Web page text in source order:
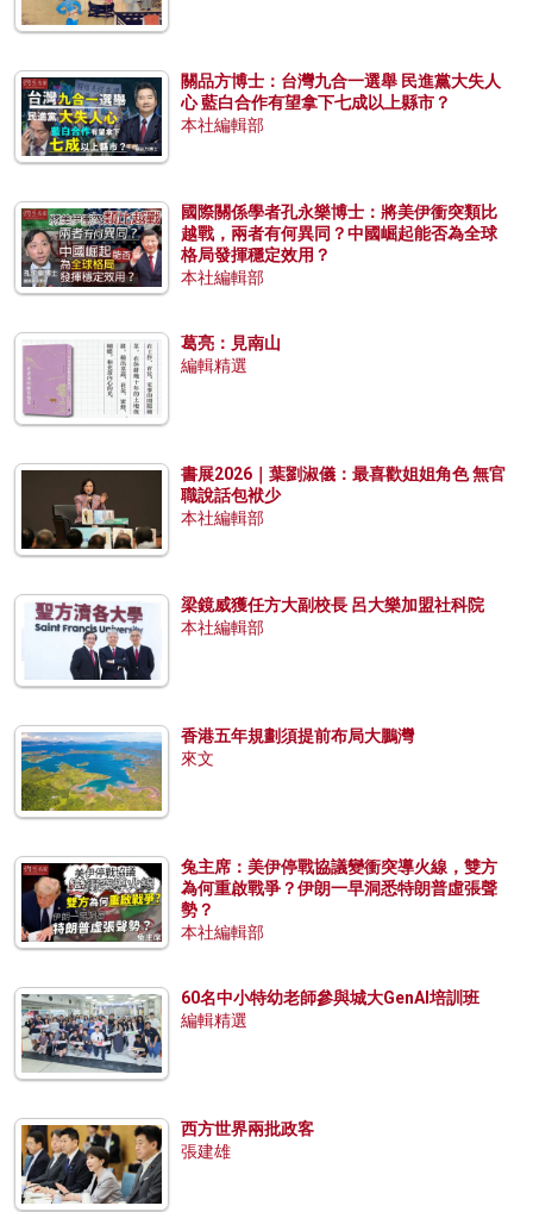
關品方博士：台灣九合一選舉 民進黨大失人
心 藍白合作有望拿下七成以上縣市？
本社編輯部
國際關係學者孔永樂博士：將美伊衝突類比
越戰，兩者有何異同？中國崛起能否為全球
格局發揮穩定效用？
本社編輯部
葛亮：見南山
編輯精選
書展2026｜葉劉淑儀：最喜歡姐姐角色 無官
職說話包袱少
本社編輯部
梁鏡威獲任方大副校長 呂大樂加盟社科院
本社編輯部
香港五年規劃須提前布局大鵬灣
來文
兔主席：美伊停戰協議變衝突導火線，雙方
為何重啟戰爭？伊朗一早洞悉特朗普虛張聲
勢？
本社編輯部
60名中小特幼老師參與城大GenAI培訓班
編輯精選
西方世界兩批政客
張建雄